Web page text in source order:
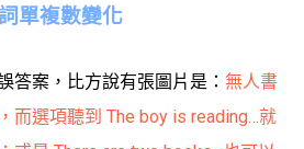
單複數變化
答案，比方說有張圖片是： 無人書
而選項聽到 The boy is reading…就